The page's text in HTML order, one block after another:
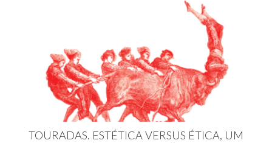
TOURADAS. ESTÉTICA VERSUS ÉTICA, UM